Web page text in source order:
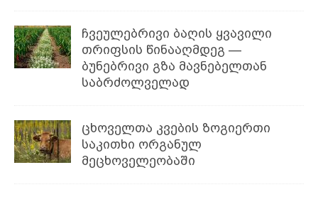
ჩვეულებრივი ბაღის ყვავილი
თრიფსის წინააღმდეგ —
ბუნებრივი გზა მავნებელთან
საბრძოლველად
ცხოველთა კვების ზოგიერთი
საკითხი ორგანულ
მეცხოველეობაში